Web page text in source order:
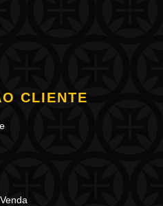
CLIENTE